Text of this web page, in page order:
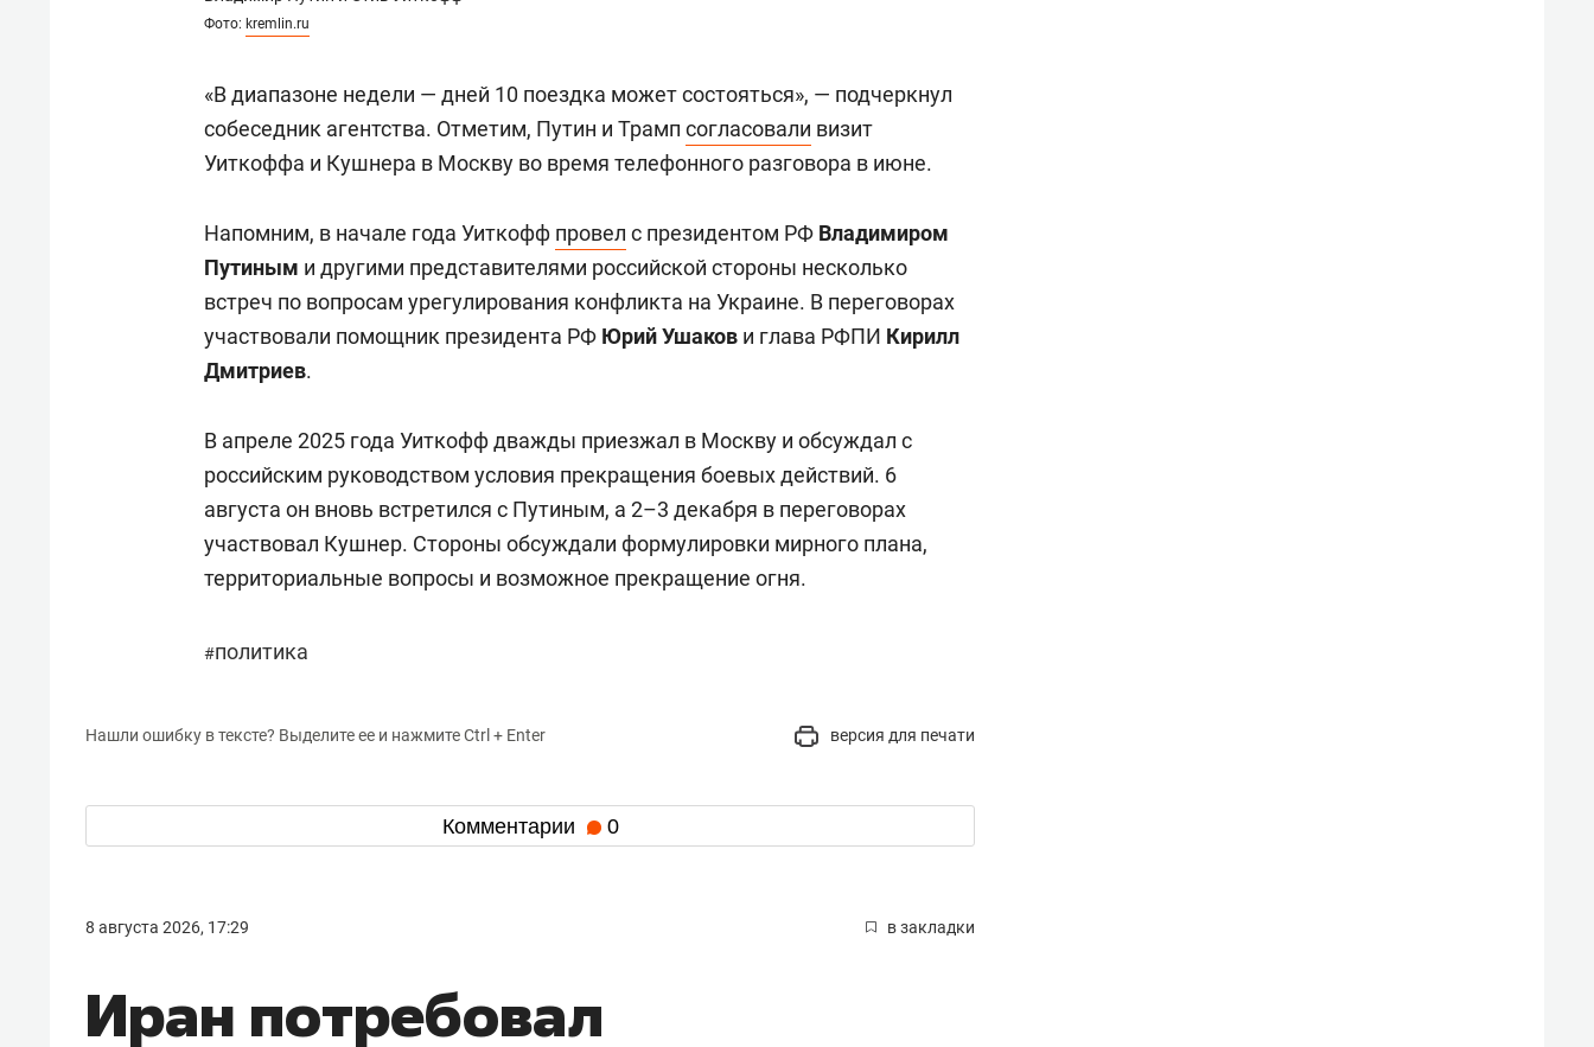
Фото: kremlin.ru
«В диапазоне недели — дней 10 поездка может состояться», — подчеркнул
собеседник агентства. Отметим, Путин и Трамп согласовали визит
Уиткоффа и Кушнера в Москву во время телефонного разговора в июне.
Напомним, в начале года Уиткофф провел с президентом РФ Владимиром
Путиным и другими представителями российской стороны несколько
встреч по вопросам урегулирования конфликта на Украине. В переговорах
участвовали помощник президента РФ Юрий Ушаков и глава РФПИ Кирилл
Дмитриев.
В апреле 2025 года Уиткофф дважды приезжал в Москву и обсуждал с
российским руководством условия прекращения боевых действий. 6
августа он вновь встретился с Путиным, а 2–3 декабря в переговорах
участвовал Кушнер. Стороны обсуждали формулировки мирного плана,
территориальные вопросы и возможное прекращение огня.
#политика
Нашли ошибку в тексте? Выделите ее и нажмите Ctrl + Enter версия для печати
Комментарии 0
8 августа 2026, 17:29 в закладки
Иран потребовал